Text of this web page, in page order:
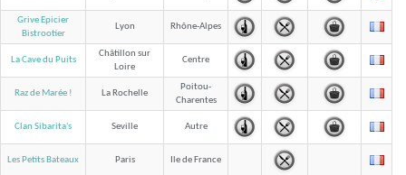
Grive Epicier
Bistrootier
Lyon Rhône-Alpes
La Cave du Puits
Châtillon sur
Loire
Centre
Raz de Marée ! La Rochelle
Poitou-
Charentes
Clan Sibarita's Seville Autre
Les Petits Bateaux Paris Ile de France